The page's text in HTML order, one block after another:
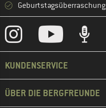
Geburtstagsüberraschung
KUNDENSERVICE
ÜBER DIE BERGFREUNDE